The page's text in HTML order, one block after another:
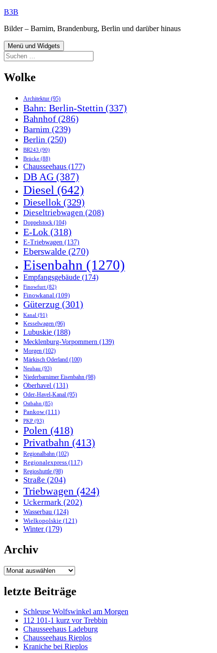
Zum
springen
B3B
Bilder – Barnim, Brandenburg, Berlin und darüber hinaus
Menü und Widgets
Suchen
nach:
Wolke
Architektur (95)
Bahn: Berlin-Stettin (337)
Bahnhof(286)
Barnim (239)
Berlin (250)
BR243 (90)
Brücke (88)
Chausseehaus (177)
DB AG (387)
Diesel (642)
Diesellok (329)
Dieseltriebwagen (208)
Doppelstock (104)
E-Lok (318)
E-Triebwagen (137)
Eberswalde (270)
Eisenbahn (1270)
Empfangsgebäude (174)
Finowfurt (82)
Finowkanal (109)
Güterzug (301)
Kanal (91)
Kesselwagen (96)
Lubuskie (188)
Mecklenburg-Vorpommern (139)
Morgen (102)
Märkisch Oderland (100)
Neubau (93)
Niederbarnimer Eisenbahn (98)
Oberhavel (131)
Oder-Havel-Kanal (95)
Ostbahn (85)
Pankow(111)
PKP (93)
Polen (418)
Privatbahn (413)
Regionalbahn (102)
Regionalexpress (117)
Regioshuttle (98)
Straße (204)
Triebwagen (424)
Uckermark (202)
Wasserbau (124)
Wielkopolskie (121)
Winter(179)
Archiv
Archiv
letzte Beiträge
Schleuse Wolfswinkel am Morgen
112 101-1 kurz vor Trebbin
Chausseehaus Ladeburg
Chausseehaus Rieplos
Kraniche bei Rieplos